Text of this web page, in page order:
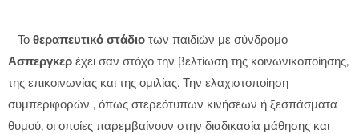
Το θεραπευτικό στάδιο των παιδιών με σύνδρομο
Ασπεργκερ έχει σαν στόχο την βελτίωση της κοινωνικοποίησης,
της επικοινωνίας και της ομιλίας. Την ελαχιστοποίηση
συμπεριφορών , όπως στερεότυπων κινήσεων ή ξεσπάσματα
θυμού, οι οποίες παρεμβαίνουν στην διαδικασία μάθησης και